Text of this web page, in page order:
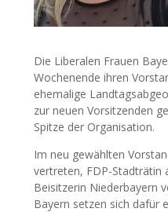
Die Liberalen Frauen
Wochenende ihren
ehemalige
zur neuen Vorsitzenden
Spitze der Organisation.
Im neu gewählten
vertreten, FDP-Stadträtin
Beisitzerin Niederbayern
Bayern setzen sich dafür